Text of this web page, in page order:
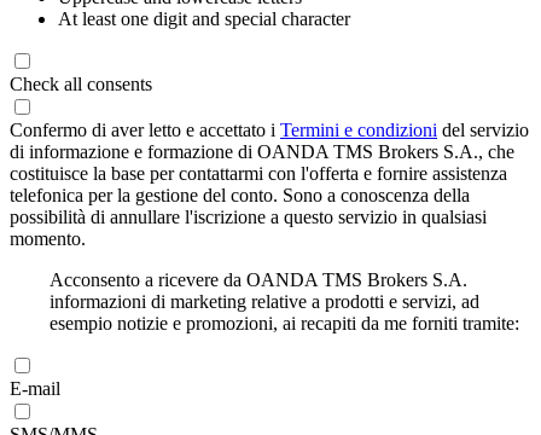
At least one digit and special character
Check all consents
Confermo di aver letto e accettato i Termini e condizioni del servizio
di informazione e formazione di OANDA TMS Brokers S.A., che
costituisce la base per contattarmi con l'offerta e fornire assistenza
telefonica per la gestione del conto. Sono a conoscenza della
possibilità di annullare l'iscrizione a questo servizio in qualsiasi
momento.
Acconsento a ricevere da OANDA TMS Brokers S.A.
informazioni di marketing relative a prodotti e servizi, ad
esempio notizie e promozioni, ai recapiti da me forniti tramite:
E-mail